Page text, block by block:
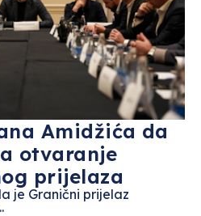
Amidžića da
otvaranje
prijelaza
je Granični prijelaz